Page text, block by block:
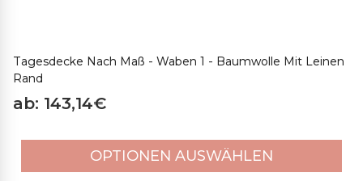
Tagesdecke Nach Maß - Waben 1 - Baumwolle Mit Leinen
Rand
ab: 143,14€
OPTIONEN AUSWÄHLEN